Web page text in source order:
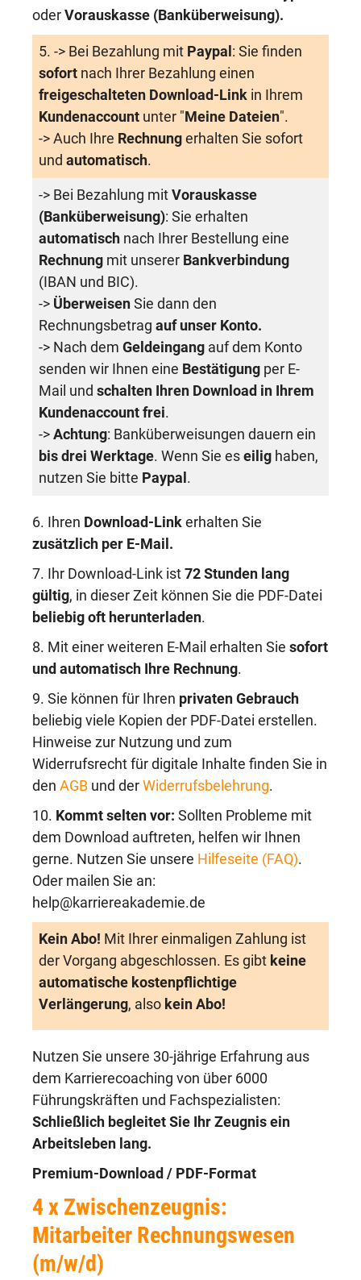
oder Vorauskasse (Banküberweisung).
5. -> Bei Bezahlung mit Paypal : Sie finden
sofort nach Ihrer Bezahlung einen
freigeschalteten Download-Link in Ihrem
Kundenaccount unter " Meine Dateien".
-> Auch Ihre Rechnung erhalten Sie sofort
und automatisch.
-> Bei Bezahlung mit Vorauskasse
(Banküberweisung): Sie erhalten
automatisch nach Ihrer Bestellung eine
Rechnung mit unserer Bankverbindung
(IBAN und BIC).
-> Überweisen Sie dann den
Rechnungsbetrag auf unser Konto.
-> Nach dem Geldeingang auf dem Konto
senden wir Ihnen eine Bestätigung per E-
Mail und schalten Ihren Download in Ihrem
Kundenaccount frei.
-> Achtung: Banküberweisungen dauern ein
bis drei Werktage. Wenn Sie es eilig haben,
nutzen Sie bitte Paypal .
6. Ihren Download-Link erhalten Sie
zusätzlich per E-Mail.
7. Ihr Download-Link ist 72 Stunden lang
gültig, in dieser Zeit können Sie die PDF-Datei
beliebig oft herunterladen.
8. Mit einer weiteren E-Mail erhalten Sie sofort
und automatisch Ihre Rechnung.
9. Sie können für Ihren privaten Gebrauch
beliebig viele Kopien der PDF-Datei erstellen.
Hinweise zur Nutzung und zum
Widerrufsrecht für digitale Inhalte finden Sie in
den AGB und der Widerrufsbelehrung.
10. Kommt selten vor: Sollten Probleme mit
dem Download auftreten, helfen wir Ihnen
gerne. Nutzen Sie unsere Hilfeseite (FAQ).
Oder mailen Sie an:
help@karriereakademie.de
Kein Abo! Mit Ihrer einmaligen Zahlung ist
der Vorgang abgeschlossen. Es gibt keine
automatische kostenpflichtige
Verlängerung, also kein Abo!
Nutzen Sie unsere 30-jährige Erfahrung aus
dem Karrierecoaching von über 6000
Führungskräften und Fachspezialisten:
Schließlich begleitet Sie Ihr Zeugnis ein
Arbeitsleben lang.
Premium-Download / PDF-Format
4 x Zwischenzeugnis:
Mitarbeiter Rechnungswesen
(m/w/d)